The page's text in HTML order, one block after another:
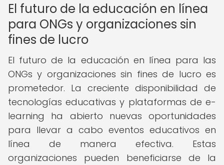
El futuro de la educación en línea
para ONGs y organizaciones sin
fines de lucro
El futuro de la educación en línea para las
ONGs y organizaciones sin fines de lucro es
prometedor. La creciente disponibilidad de
tecnologías educativas y plataformas de e-
learning ha abierto nuevas oportunidades
para llevar a cabo eventos educativos en
línea de manera efectiva. Estas
organizaciones pueden beneficiarse de la